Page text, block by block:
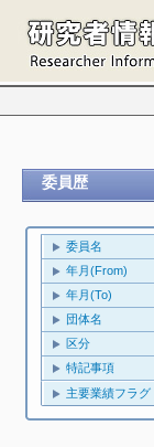
委員歴
委員名
年月(From)
年月(To)
団体名
区分
特記事項
主要業績フラグ